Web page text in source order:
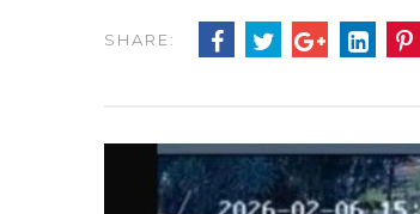
SHARE: